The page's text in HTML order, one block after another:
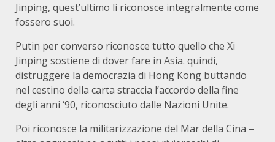
Jinping, quest’ultimo li riconosce integralmente come
fossero suoi.
Putin per converso riconosce tutto quello che Xi
Jinping sostiene di dover fare in Asia. quindi,
distruggere la democrazia di Hong Kong buttando
nel cestino della carta straccia l’accordo della fine
degli anni ‘90, riconosciuto dalle Nazioni Unite.
Poi riconosce la militarizzazione del Mar della Cina –